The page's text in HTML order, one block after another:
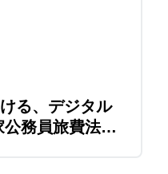
る、デジタル
務員旅費法改